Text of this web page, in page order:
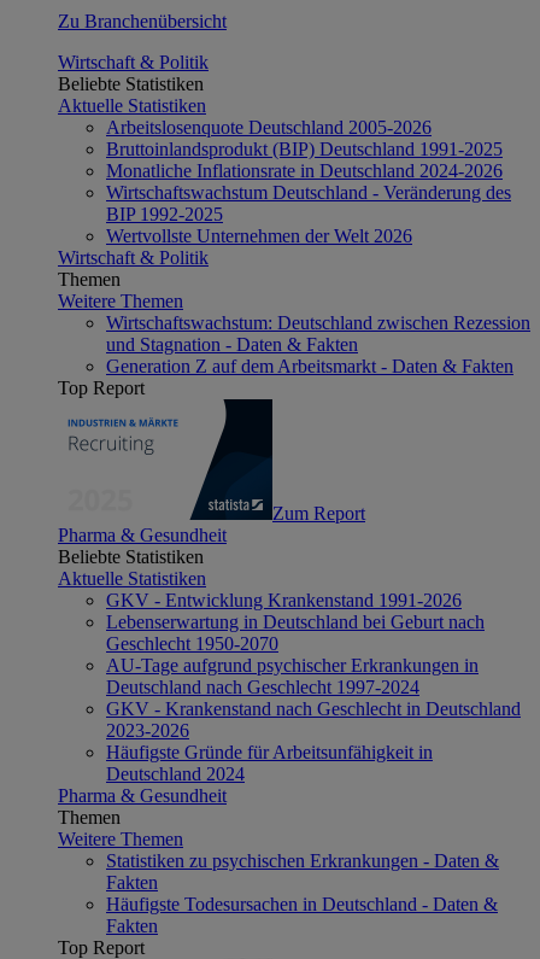
Zu Branchenübersicht
Wirtschaft & Politik
Beliebte Statistiken
Aktuelle Statistiken
Arbeitslosenquote Deutschland 2005-2026
Bruttoinlandsprodukt (BIP) Deutschland 1991-2025
Monatliche Inflationsrate in Deutschland 2024-2026
Wirtschaftswachstum Deutschland - Veränderung des
BIP 1992-2025
Wertvollste Unternehmen der Welt 2026
Wirtschaft & Politik
Themen
Weitere Themen
Wirtschaftswachstum: Deutschland zwischen Rezession
und Stagnation - Daten & Fakten
Generation Z auf dem Arbeitsmarkt - Daten & Fakten
Top Report
Zum Report
Pharma & Gesundheit
Beliebte Statistiken
Aktuelle Statistiken
GKV - Entwicklung Krankenstand 1991-2026
Lebenserwartung in Deutschland bei Geburt nach
Geschlecht 1950-2070
AU-Tage aufgrund psychischer Erkrankungen in
Deutschland nach Geschlecht 1997-2024
GKV - Krankenstand nach Geschlecht in Deutschland
2023-2026
Häufigste Gründe für Arbeitsunfähigkeit in
Deutschland 2024
Pharma & Gesundheit
Themen
Weitere Themen
Statistiken zu psychischen Erkrankungen - Daten &
Fakten
Häufigste Todesursachen in Deutschland - Daten &
Fakten
Top Report